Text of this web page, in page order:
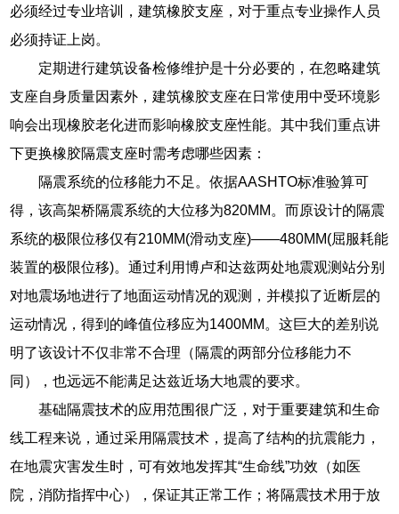
必须经过专业培训，建筑橡胶支座，对于重点专业操作人员
必须持证上岗。
定期进行建筑设备检修维护是十分必要的，在忽略建筑
支座自身质量因素外，建筑橡胶支座在日常使用中受环境影
响会出现橡胶老化进而影响橡胶支座性能。其中我们重点讲
下更换橡胶隔震支座时需考虑哪些因素：
隔震系统的位移能力不足。依据AASHTO标准验算可
得，该高架桥隔震系统的大位移为820MM。而原设计的隔震
系统的极限位移仅有210MM(滑动支座)——480MM(屈服耗能
装置的极限位移)。通过利用博卢和达兹两处地震观测站分别
对地震场地进行了地面运动情况的观测，并模拟了近断层的
运动情况，得到的峰值位移应为1400MM。这巨大的差别说
明了该设计不仅非常不合理（隔震的两部分位移能力不
同），也远远不能满足达兹近场大地震的要求。
基础隔震技术的应用范围很广泛，对于重要建筑和生命
线工程来说，通过采用隔震技术，提高了结构的抗震能力，
在地震灾害发生时，可有效地发挥其“生命线”功效（如医
院，消防指挥中心），保证其正常工作；将隔震技术用于放